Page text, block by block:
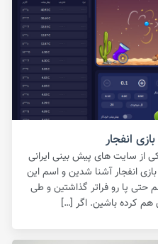
انفجار
از سایت های پیش بینی ایرانی
انفجار آشنا شدین و اسم این
حتی پا رو فراتر گذاشتین و طی
هم کرده باشین. اگر […]